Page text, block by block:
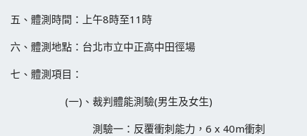
五、體測時間：上午8時至11時
六、體測地點：台北市立中正高中田徑場
七、體測項目：
(一)、裁判體能測驗(男生及女生)
測驗一：反覆衝刺能力，6 x 40m衝刺